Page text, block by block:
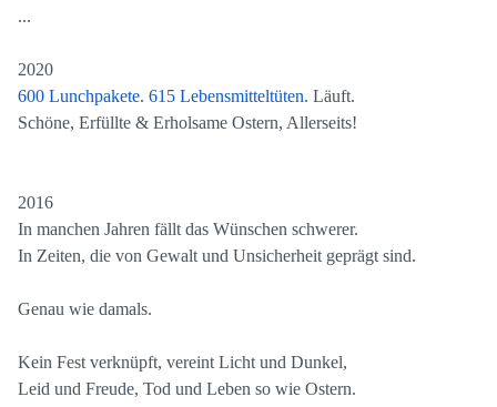
...
2020
600 Lunchpakete. 615 Lebensmitteltüten. Läuft.
Schöne, Erfüllte & Erholsame Ostern, Allerseits!
2016
In manchen Jahren fällt das Wünschen schwerer.
In Zeiten, die von Gewalt und Unsicherheit geprägt sind.
Genau wie damals.
Kein Fest verknüpft, vereint Licht und Dunkel,
Leid und Freude, Tod und Leben so wie Ostern.